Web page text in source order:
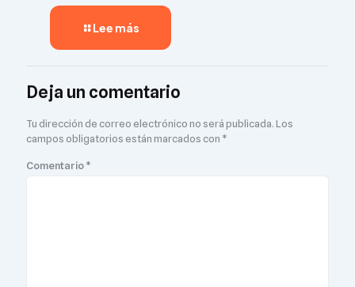
Lee más
Deja un comentario
Tu dirección de correo electrónico no será publicada.Los
campos obligatorios están marcados con *
Comentario*